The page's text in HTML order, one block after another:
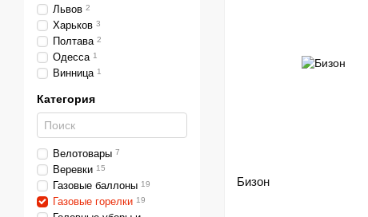
Бизон
Львов 2
Харьков 3
Полтава 2
Одесса 1
Винница 1
Категория
Велотовары 7
Веревки 15
Газовые баллоны 19
Газовые горелки 19